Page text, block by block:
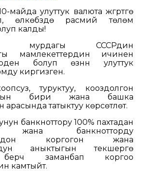
улуттук валюта жүгүртүүгө
өлкөбүздө расмий төлөм
калды!
мурдагы СССРдин
мамлекеттердин ичинен
болуп өзүнүн улуттук
киргизген.
туруктуу, кооздолгон
бири жана башка
татыктуу көрсөтүлөт.
банкноттору 100% пахтадан
жана банкнотторду
коргогон жана
аныктыгын текшерүүгө
берүүчү заманбап коргоо
камтыйт.